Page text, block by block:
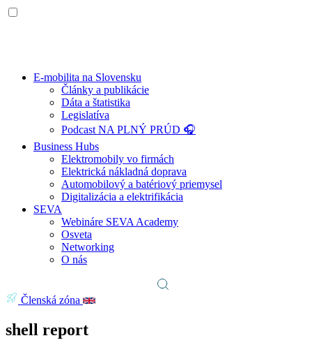
E-mobilita na Slovensku
Články a publikácie
Dáta a štatistika
Legislatíva
Podcast NA PLNÝ PRÚD 🎧
Business Hubs
Elektromobily vo firmách
Elektrická nákladná doprava
Automobilový a batériový priemysel
Digitalizácia a elektrifikácia
SEVA
Webináre SEVA Academy
Osveta
Networking
O nás
Členská zóna
shell report